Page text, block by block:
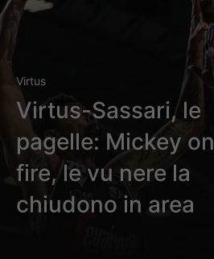
Virtus
Virtus-Sassari, le
pagelle: Mickey on
fire, le vu nere la
chiudono in area